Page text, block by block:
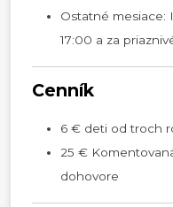
Ostatné mesiace:
17:00 a za
Cenník
6 € deti od troch
25 €
dohovore